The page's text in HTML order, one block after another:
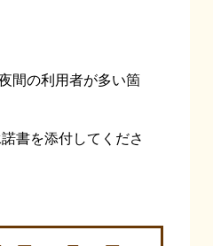
間の利用者が多い箇
書を添付してくださ